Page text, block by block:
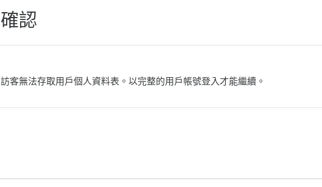
確認
訪客無法存取用戶個人資料表。以完整的用戶帳號登入才能繼續。